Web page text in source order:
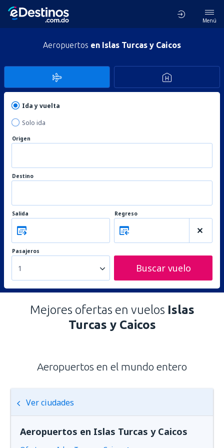
Menú
Aeropuertos en Islas Turcas y Caicos
Ida y vuelta
Solo ida
Origen
Destino
Salida Regreso
Pasajeros
1 Buscar vuelo
Mejores ofertas en vuelos Islas
Turcas y Caicos
Aeropuertos en el mundo entero
Ver ciudades
Aeropuertos en Islas Turcas y Caicos